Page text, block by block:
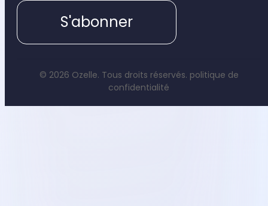
S'abonner
© 2026 Ozelle. Tous droits réservés. politique de
confidentialité